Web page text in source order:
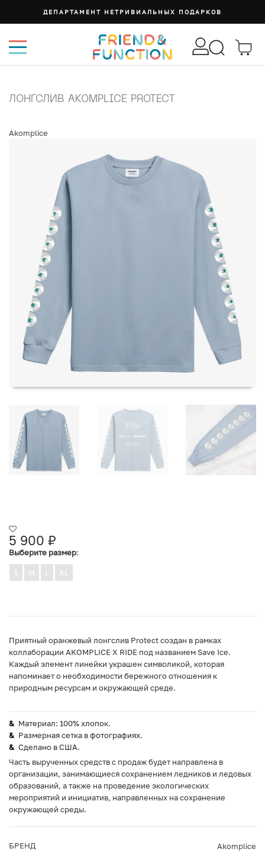
ДЕПАРТАМЕНТ НЕТРИВИАЛЬНЫХ ПОДАРКОВ
ЛОНГСЛИВ AKOMPLICE PROTECT
Akomplice
5 900 ₽
Выберите размер:
S M L XL
Приятный оранжевый лонгслив Protect создан в рамках
коллаборации AKOMPLICE X RIDE под названием Save Ice.
Каждый элемент линейки украшен символикой, которая
напоминает о необходимости бережного отношения к
природным ресурсам и окружающей среде.
Материал: 100% хлопок.
Размерная сетка в фотографиях.
Сделано в США.
Часть вырученных средств с продаж будет направлена в
организации, занимающиеся сохранением ледников и ледовых
образований, а также на проведение экологических
мероприятий и инициатив, направленных на сохранение
окружающей среды.
БРЕНД Akomplice